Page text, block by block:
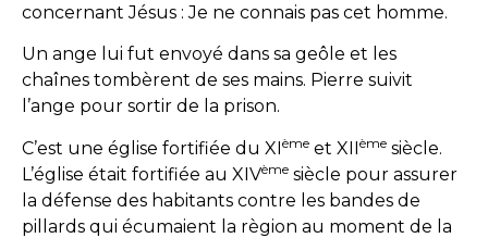
concernant Jésus : Je ne connais pas cet homme.
Un ange lui fut envoyé dans sa geôle et les
chaînes tombèrent de ses mains. Pierre suivit
l’ange pour sortir de la prison.
C’est une église fortifiée du XIème et XIIème siècle.
L’église était fortifiée au XIVème siècle pour assurer
la défense des habitants contre les bandes de
pillards qui écumaient la règion au moment de la